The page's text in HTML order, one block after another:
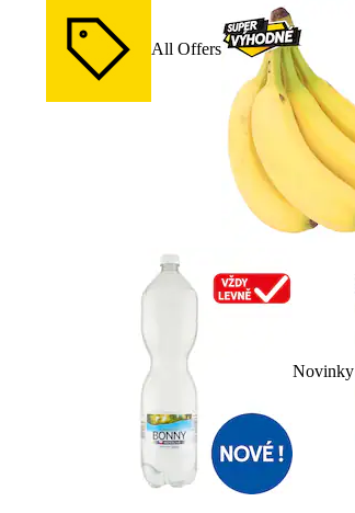
All Offers
Novinky